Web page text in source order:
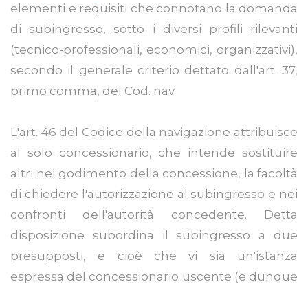
elementi e requisiti che connotano la domanda
di subingresso, sotto i diversi profili rilevanti
(tecnico-professionali, economici, organizzativi),
secondo il generale criterio dettato dall'art. 37,
primo comma, del Cod. nav.
L'art. 46 del Codice della navigazione attribuisce
al solo concessionario, che intende sostituire
altri nel godimento della concessione, la facoltà
di chiedere l'autorizzazione al subingresso e nei
confronti dell'autorità concedente. Detta
disposizione subordina il subingresso a due
presupposti, e cioè che vi sia un'istanza
espressa del concessionario uscente (e dunque